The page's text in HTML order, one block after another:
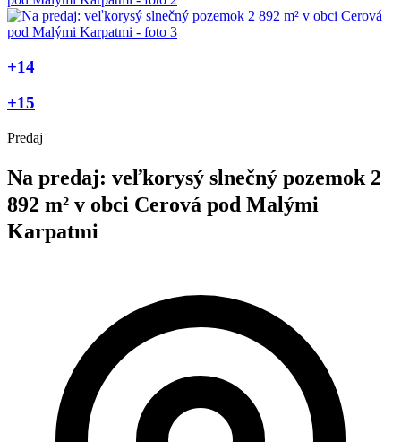
+14
+15
Predaj
Na predaj: veľkorysý slnečný pozemok 2
892 m² v obci Cerová pod Malými
Karpatmi